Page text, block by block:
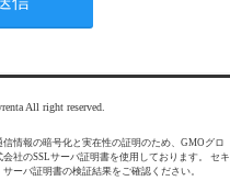
All right reserved.
信情報の暗号化と実在性の証明のため、GMOグロ
社のSSLサーバ証明書を使用しております。 セキ
ーバ証明書の検証結果をご確認ください。